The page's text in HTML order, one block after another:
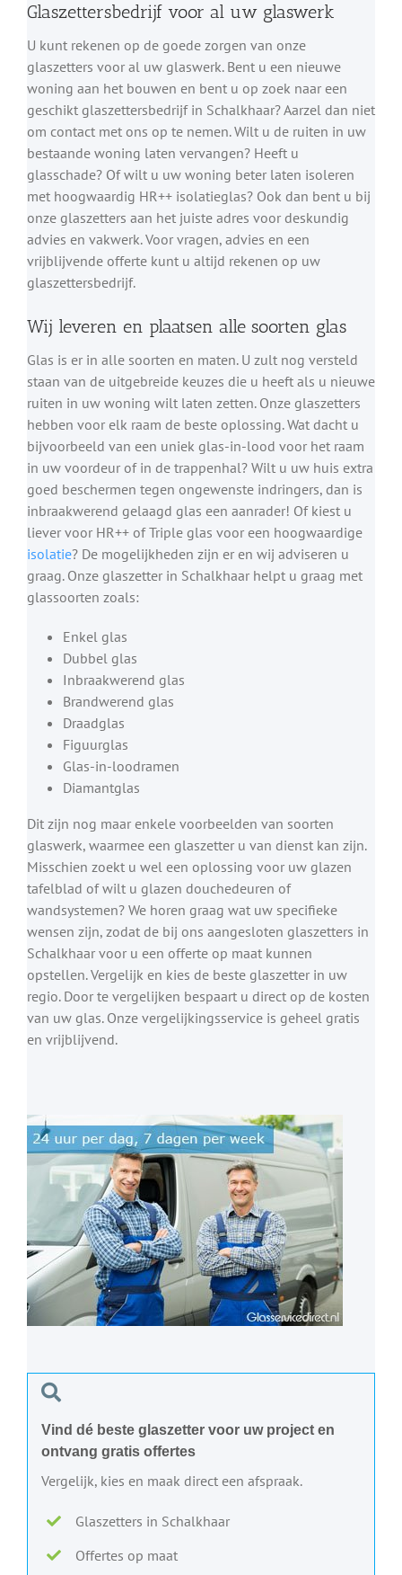
Glaszettersbedrijf voor al uw glaswerk
U kunt rekenen op de goede zorgen van onze
glaszetters voor al uw glaswerk. Bent u een nieuwe
woning aan het bouwen en bent u op zoek naar een
geschikt glaszettersbedrijf in Schalkhaar? Aarzel dan niet
om contact met ons op te nemen. Wilt u de ruiten in uw
bestaande woning laten vervangen? Heeft u
glasschade? Of wilt u uw woning beter laten isoleren
met hoogwaardig HR++ isolatieglas? Ook dan bent u bij
onze glaszetters aan het juiste adres voor deskundig
advies en vakwerk. Voor vragen, advies en een
vrijblijvende offerte kunt u altijd rekenen op uw
glaszettersbedrijf.
Wij leveren en plaatsen alle soorten glas
Glas is er in alle soorten en maten. U zult nog versteld
staan van de uitgebreide keuzes die u heeft als u nieuwe
ruiten in uw woning wilt laten zetten. Onze glaszetters
hebben voor elk raam de beste oplossing. Wat dacht u
bijvoorbeeld van een uniek glas-in-lood voor het raam
in uw voordeur of in de trappenhal? Wilt u uw huis extra
goed beschermen tegen ongewenste indringers, dan is
inbraakwerend gelaagd glas een aanrader! Of kiest u
liever voor HR++ of Triple glas voor een hoogwaardige
isolatie? De mogelijkheden zijn er en wij adviseren u
graag. Onze glaszetter in Schalkhaar helpt u graag met
glassoorten zoals:
Enkel glas
Dubbel glas
Inbraakwerend glas
Brandwerend glas
Draadglas
Figuurglas
Glas-in-loodramen
Diamantglas
Dit zijn nog maar enkele voorbeelden van soorten
glaswerk, waarmee een glaszetter u van dienst kan zijn.
Misschien zoekt u wel een oplossing voor uw glazen
tafelblad of wilt u glazen douchedeuren of
wandsystemen? We horen graag wat uw specifieke
wensen zijn, zodat de bij ons aangesloten glaszetters in
Schalkhaar voor u een offerte op maat kunnen
opstellen. Vergelijk en kies de beste glaszetter in uw
regio. Door te vergelijken bespaart u direct op de kosten
van uw glas. Onze vergelijkingsservice is geheel gratis
en vrijblijvend.
Vind dé beste glaszetter voor uw project en
ontvang gratis offertes
Vergelijk, kies en maak direct een afspraak.
Glaszetters in Schalkhaar
Offertes op maat